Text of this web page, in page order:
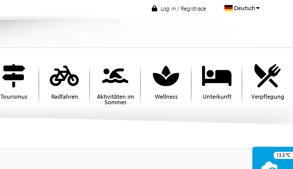
Deutsch
Log in / Registrace
Tourismus Radfahren Aktivitäten im
Sommer
Wellness Unterkunft Verpflegung
13.3°C